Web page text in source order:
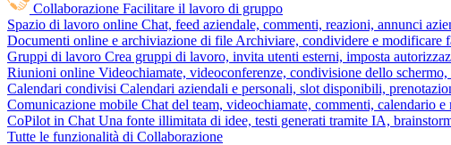
Collaborazione Facilitare il lavoro di gruppo
Spazio di lavoro online Chat, feed aziendale, commenti, reazioni, annunci
Documenti online e archiviazione di file Archiviare, condividere e modificare
Gruppi di lavoro Crea gruppi di lavoro, invita utenti esterni, imposta
Riunioni online Videochiamate, videoconferenze, condivisione dello
Calendari condivisi Calendari aziendali e personali, slot disponibili,
Comunicazione mobile Chat del team, videochiamate, commenti, calendario
CoPilot in Chat Una fonte illimitata di idee, testi generati tramite IA,
Tutte le funzionalità di Collaborazione